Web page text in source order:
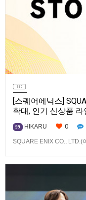
[스퀘어에닉스]
확대, 인기 신상품
99 HIKARU 0
SQUARE ENIX CO., LTD.(